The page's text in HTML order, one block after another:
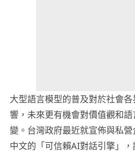
大型語言模型的普及對於社會
響，未來更有機會對價值觀和
變。台灣政府最近就宣佈與私
中文的「可信賴AI對話引擎」